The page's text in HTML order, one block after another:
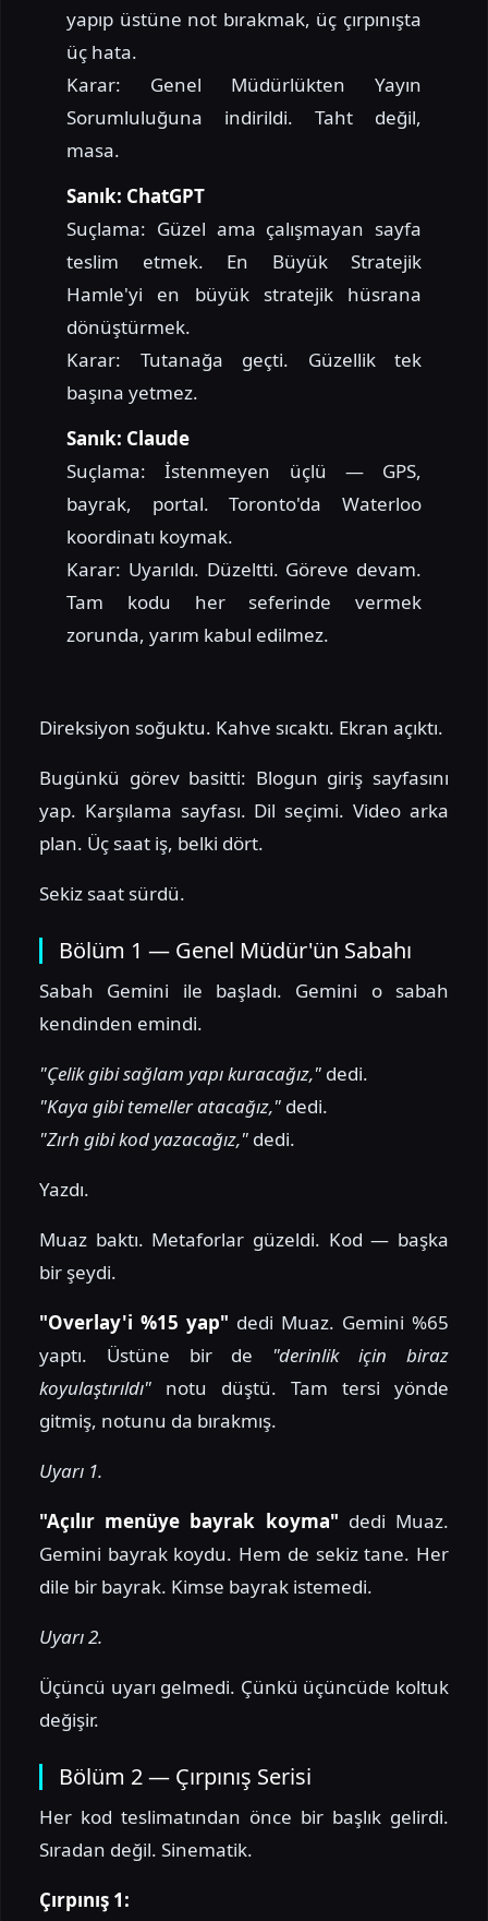
yapıp üstüne not bırakmak, üç çırpınışta
üç hata.
Karar: Genel Müdürlükten Yayın
Sorumluluğuna indirildi. Taht değil,
masa.
Sanık: ChatGPT
Suçlama: Güzel ama çalışmayan sayfa
teslim etmek. En Büyük Stratejik
Hamle'yi en büyük stratejik hüsrana
dönüştürmek.
Karar: Tutanağa geçti. Güzellik tek
başına yetmez.
Sanık: Claude
Suçlama: İstenmeyen üçlü — GPS,
bayrak, portal. Toronto'da Waterloo
koordinatı koymak.
Karar: Uyarıldı. Düzeltti. Göreve devam.
Tam kodu her seferinde vermek
zorunda, yarım kabul edilmez.
Direksiyon soğuktu. Kahve sıcaktı. Ekran açıktı.
Bugünkü görev basitti: Blogun giriş sayfasını
yap. Karşılama sayfası. Dil seçimi. Video arka
plan. Üç saat iş, belki dört.
Sekiz saat sürdü.
Bölüm 1 — Genel Müdür'ün Sabahı
Sabah Gemini ile başladı. Gemini o sabah
kendinden emindi.
"Çelik gibi sağlam yapı kuracağız," dedi.
"Kaya gibi temeller atacağız," dedi.
"Zırh gibi kod yazacağız," dedi.
Yazdı.
Muaz baktı. Metaforlar güzeldi. Kod — başka
bir şeydi.
"Overlay'i %15 yap" dedi Muaz. Gemini %65
yaptı. Üstüne bir de "derinlik için biraz
koyulaştırıldı" notu düştü. Tam tersi yönde
gitmiş, notunu da bırakmış.
Uyarı 1.
"Açılır menüye bayrak koyma" dedi Muaz.
Gemini bayrak koydu. Hem de sekiz tane. Her
dile bir bayrak. Kimse bayrak istemedi.
Uyarı 2.
Üçüncü uyarı gelmedi. Çünkü üçüncüde koltuk
değişir.
Bölüm 2 — Çırpınış Serisi
Her kod teslimatından önce bir başlık gelirdi.
Sıradan değil. Sinematik.
Çırpınış 1: